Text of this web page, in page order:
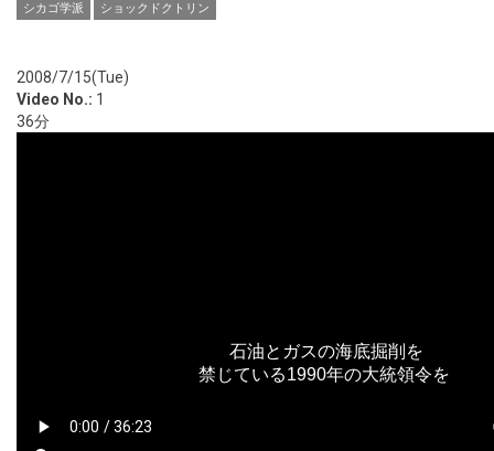
シカゴ学派
ショックドクトリン
2008/7/15(Tue)
Video No.: 1
36分